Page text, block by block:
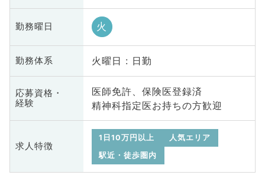
勤務曜日 火
勤務体系 火曜日 : 日勤
応募資格・
経験
医師免許、保険医登録済
精神科指定医お持ちの方歓迎
求人特徴
1日10万円以上
人気エリア
駅近・徒歩圏内